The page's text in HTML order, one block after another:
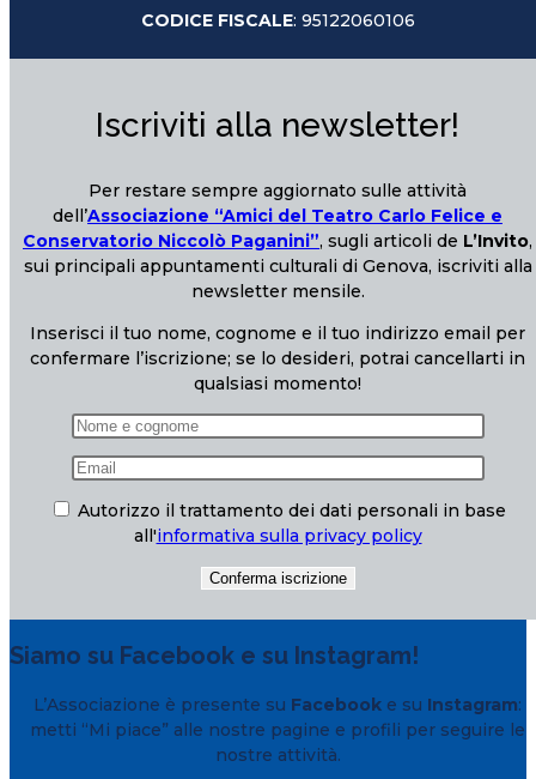
CODICE FISCALE: 95122060106
Iscriviti alla newsletter!
Per restare sempre aggiornato sulle attività
dell’Associazione “Amici del Teatro Carlo Felice e
Conservatorio Niccolò Paganini”, sugli articoli de L’Invito,
sui principali appuntamenti culturali di Genova, iscriviti alla
newsletter mensile.
Inserisci il tuo nome, cognome e il tuo indirizzo email per
confermare l’iscrizione; se lo desideri, potrai cancellarti in
qualsiasi momento!
Autorizzo il trattamento dei dati personali in base
all'informativa sulla privacy policy
Siamo su Facebook e su Instagram!
L’Associazione è presente su Facebook e su Instagram:
metti “Mi piace” alle nostre pagine e profili per seguire le
nostre attività.